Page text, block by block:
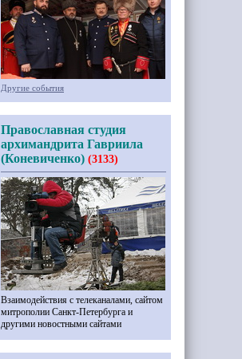
Другие события
Православная студия
архимандрита Гавриила
(Коневиченко) (3133)
Взаимодействия с телеканалами, сайтом
митрополии Санкт-Петербурга и
другими новостными сайтами